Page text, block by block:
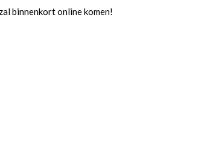
binnenkort online komen!